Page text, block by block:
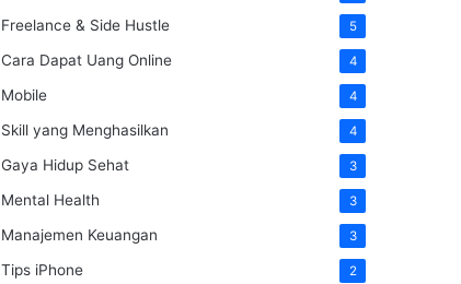
Freelance & Side Hustle 5
Cara Dapat Uang Online 4
Mobile 4
Skill yang Menghasilkan 4
Gaya Hidup Sehat 3
Mental Health 3
Manajemen Keuangan 3
Tips iPhone 2